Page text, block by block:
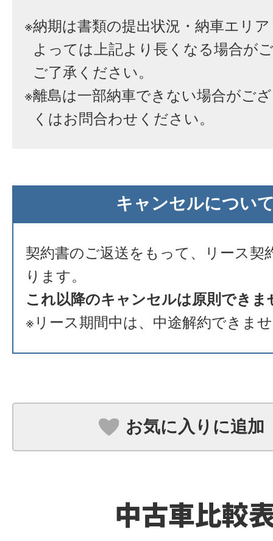
※納期は書類の提出状況・納車エリ
よっては上記より長くなる場合が
ご了承ください。
※離島は一部納車できない場合がご
くはお問合わせください。
キャンセルについ
契約書のご返送をもって、リース契
ります。
これ以降のキャンセルは原則できま
※リース期間中は、中途解約できま
お気に入りに追加
中古車比較